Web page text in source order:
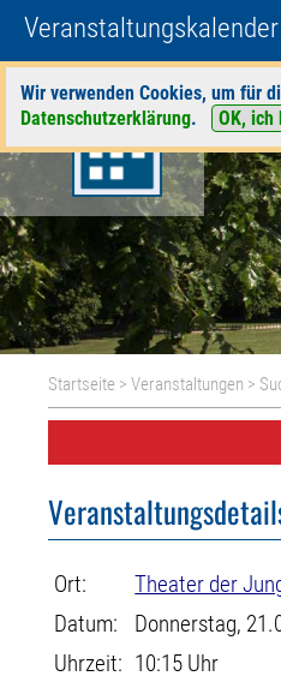
Wir verwenden Cookies, um für
Datenschutzerklärung. OK, ich
Startseite >Veranstaltungen >
Ort: Theater der
Datum:
Donnerstag,
Uhrzeit: 10:15 Uhr